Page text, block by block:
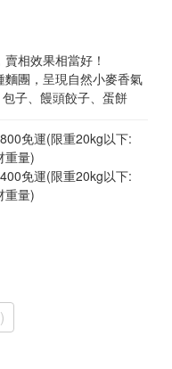
相效果相當好！
麵團，呈現自然小麥香氣
子、饅頭餃子、蛋餅
免運(限重20kg以下:
重量)
免運(限重20kg以下:
重量)